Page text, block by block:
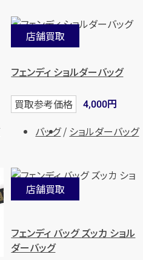
店舗買取
フェンディ ショルダーバッグ
買取参考価格 4,000円
バッグ
ショルダーバッグ
店舗買取
フェンディ バッグ ズッカ ショル
ダーバッグ